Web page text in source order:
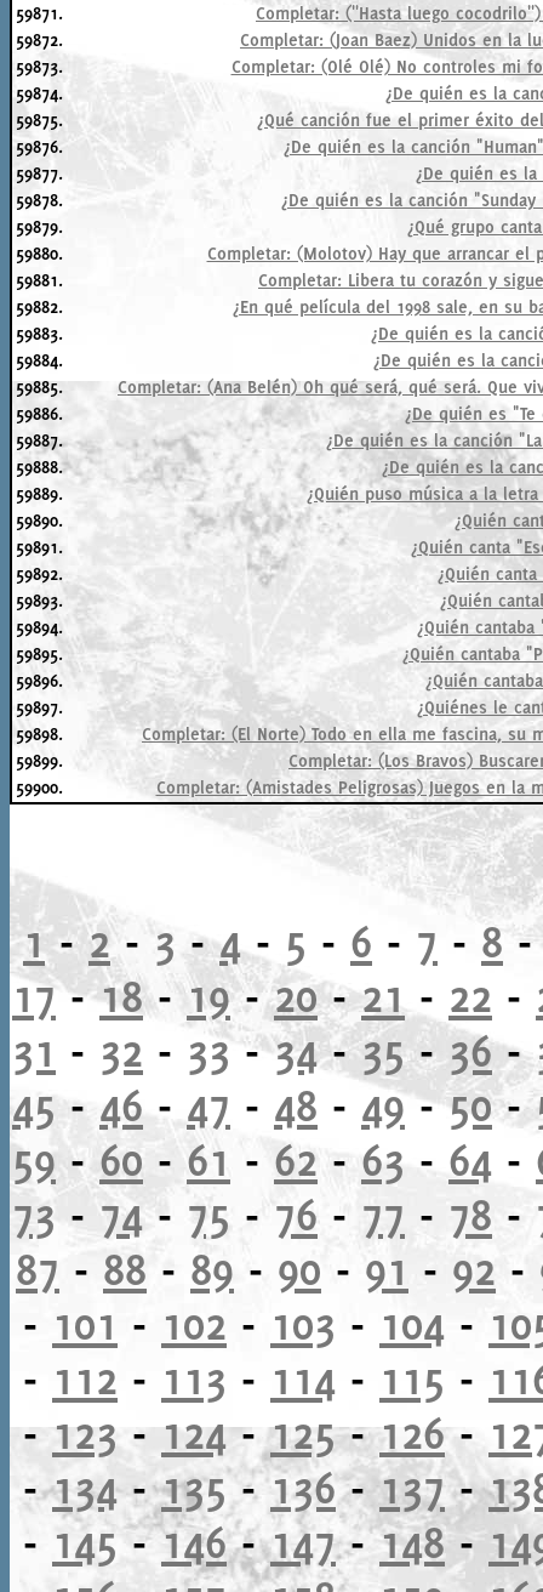
59871.
Completar: (''Hasta luego
59872.
Completar: (Joan Baez) Unidos en la
59873.
Completar: (Olé Olé) No controles mi
59874.
¿De quién es la
59875.
¿Qué canción fue el primer éxito
59876.
¿De quién es la canción
59877.
¿De quién es la
59878.
¿De quién es la canción
59879.
¿Qué grupo
59880.
Completar: (Molotov) Hay que arrancar
59881.
Completar: Libera tu corazón y
59882.
¿En qué película del 1998 sale, en su
59883.
¿De quién es la
59884.
¿De quién es la
59885.
Completar: (Ana Belén) Oh qué será, qué será. Que
59886.
¿De quién es
59887.
¿De quién es la canción
59888.
¿De quién es la
59889.
¿Quién puso música a la
59890.
¿Quién
59891.
¿Quién canta
59892.
¿Quién
59893.
¿Quién
59894.
¿Quién
59895.
¿Quién cantaba
59896.
¿Quién
59897.
¿Quiénes le
59898.
Completar: (El Norte) Todo en ella me fascina, su
59899.
Completar: (Los Bravos)
59900.
Completar: (Amistades Peligrosas) Juegos en la
1-2-3-4- 5 - 6 - 7 - 8
17-18-19-20-21 - 22 -
31 - 32 - 33-34-35- 36-
45- 46 - 47 - 48 - 49-50-
59-60 -61 - 62 - 63 - 64 -
73- 74- 75 - 76 - 77 - 78 -
87 - 88 - 89 - 90 - 91 - 92 -
- 101 - 102 - 103 - 104 -
- 112 - 113 - 114 - 115 -
-123-124-125-126-
-134-135-136-137-
- 145-146-147-148-